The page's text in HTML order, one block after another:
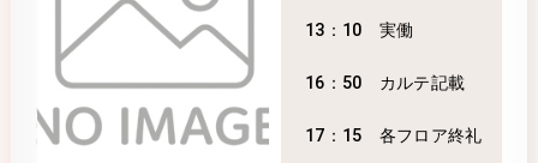
13：10 実働
16：50 カルテ記載
17：15 各フロア終礼